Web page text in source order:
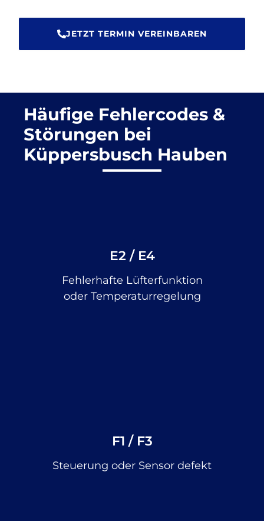
JETZT TERMIN VEREINBAREN
Häufige Fehlercodes &
Störungen bei
Küppersbusch Hauben
E2 / E4
Fehlerhafte Lüfterfunktion
oder Temperaturregelung
F1 / F3
Steuerung oder Sensor defekt